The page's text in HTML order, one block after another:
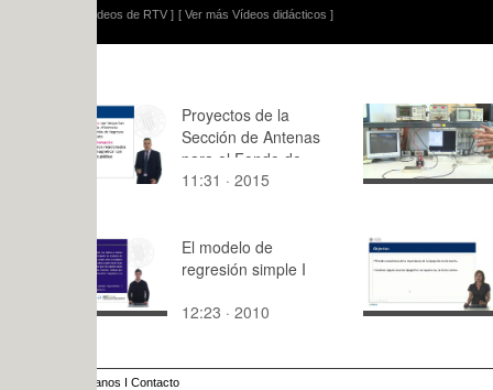
[ Ver más Vídeos didácticos ]
Proyectos de la
Sección de Antenas
para el Fondo de
Inversión Local
11:31 · 2015
Efecto de
de los
un
factor de
8:16 · 2016
El modelo de
regresión simple I
12:23 · 2010
Usos de
cursiva
11:57 ·